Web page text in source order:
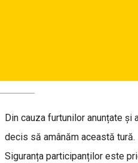
Din cauza furtunilor anunțate și
decis să amânăm această tură.
Siguranța participanților este